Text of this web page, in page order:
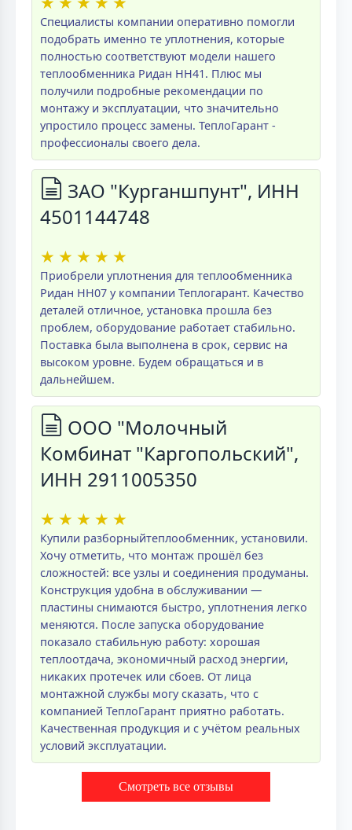
Специалисты компании оперативно помогли
подобрать именно те уплотнения, которые
полностью соответствуют модели нашего
теплообменника Ридан НН41. Плюс мы
получили подробные рекомендации по
монтажу и эксплуатации, что значительно
упростило процесс замены. ТеплоГарант -
профессионалы своего дела.
ЗАО "Курганшпунт", ИНН
4501144748
★ ★ ★ ★ ★
Приобрели уплотнения для теплообменника
Ридан НН07 у компании Теплогарант. Качество
деталей отличное, установка прошла без
проблем, оборудование работает стабильно.
Поставка была выполнена в срок, сервис на
высоком уровне. Будем обращаться и в
дальнейшем.
ООО "Молочный
Комбинат "Каргопольский",
ИНН 2911005350
★ ★ ★ ★ ★
Купили разборныйтеплообменник, установили.
Хочу отметить, что монтаж прошёл без
сложностей: все узлы и соединения продуманы.
Конструкция удобна в обслуживании —
пластины снимаются быстро, уплотнения легко
меняются. После запуска оборудование
показало стабильную работу: хорошая
теплоотдача, экономичный расход энергии,
никаких протечек или сбоев. От лица
монтажной службы могу сказать, что с
компанией ТеплоГарант приятно работать.
Качественная продукция и с учётом реальных
условий эксплуатации.
Смотреть все отзывы